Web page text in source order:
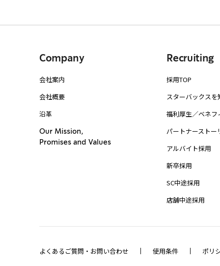
Company
会社案内
会社概要
沿革
Our Mission,
Promises and Values
Recruiting
採用TOP
スターバックスを
福利厚生／ベネフ
パートナーストー
アルバイト採用
新卒採用
SC中途採用
店舗中途採用
よくあるご質問・お問い合わせ 使用条件 ポリ